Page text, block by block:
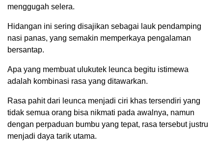
menggugah selera.
Hidangan ini sering disajikan sebagai lauk pendamping
nasi panas, yang semakin memperkaya pengalaman
bersantap.
Apa yang membuat ulukutek leunca begitu istimewa
adalah kombinasi rasa yang ditawarkan.
Rasa pahit dari leunca menjadi ciri khas tersendiri yang
tidak semua orang bisa nikmati pada awalnya, namun
dengan perpaduan bumbu yang tepat, rasa tersebut justru
menjadi daya tarik utama.